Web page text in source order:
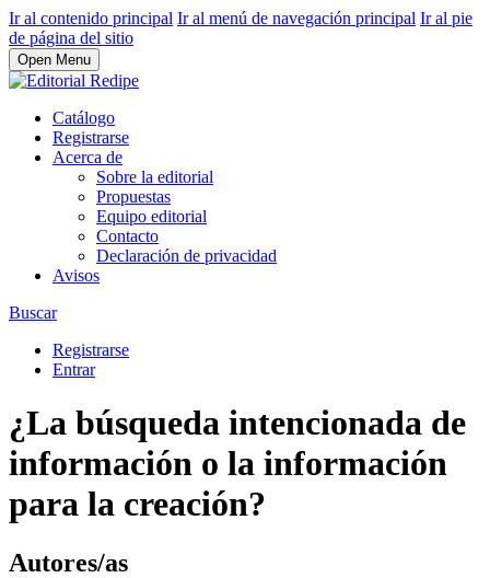
Ir al contenido principal Ir al menú de navegación principal Ir al pie
de página del sitio
Open Menu
Catálogo
Registrarse
Acerca de
Sobre la editorial
Propuestas
Equipo editorial
Contacto
Declaración de privacidad
Avisos
Buscar
Registrarse
Entrar
¿La búsqueda intencionada de
información o la información
para la creación?
Autores/as